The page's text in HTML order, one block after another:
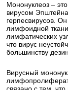
Мононуклеоз –
вирусом
герпесвирусов.
лимфоидной
лимфатических
что вирус
большинству
Вирусный